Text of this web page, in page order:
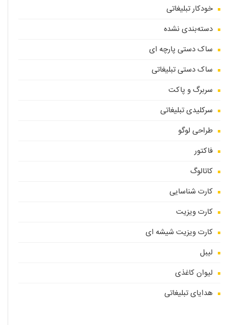
خودکار تبلیغاتی
دسته‌بندی نشده
ساک دستی پارچه ای
ساک دستی تبلیغاتی
سربرگ و پاکت
سرکلیدی تبلیغاتی
طراحی لوگو
فاکتور
کاتالوگ
کارت شناسایی
کارت ویزیت
کارت ویزیت شیشه ای
لیبل
لیوان کاغذی
هدایای تبلیغاتی